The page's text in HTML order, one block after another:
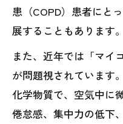
患（COPD）患者にと
展することもあります。
また、近年では「マイ
が問題視されています
化学物質で、空気中に
倦怠感、集中力の低下